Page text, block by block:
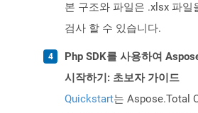
본 구조와 파일은 .xlsx 파일
검사 할 수 있습니다.
Php SDK를 사용하여
시작하기: 초보자 가이드
Quickstart는 Aspose.Total